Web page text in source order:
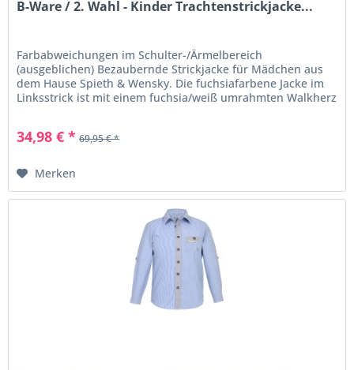
B-Ware / 2. Wahl - Kinder Trachtenstrickjacke...
Farbabweichungen im Schulter-/Ärmelbereich
(ausgeblichen) Bezaubernde Strickjacke für Mädchen aus
dem Hause Spieth & Wensky. Die fuchsiafarbene Jacke im
Linksstrick ist mit einem fuchsia/weiß umrahmten Walkherz
34,98 € * 69,95 € *
Merken